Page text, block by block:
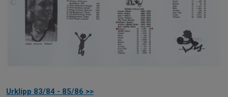
Urklipp 83/84 - 85/86 >>